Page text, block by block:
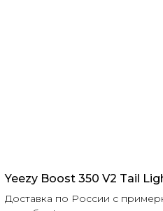
Yeezy Boost 350 V2 Tail
Доставка по России с